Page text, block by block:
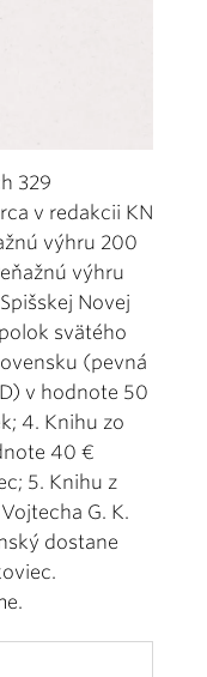
329
v redakcii KN
výhru 200
výhru
Novej
svätého
(pevná
v hodnote 50
4. Knihu zo
40 €
5. Knihu z
G. K.
dostane